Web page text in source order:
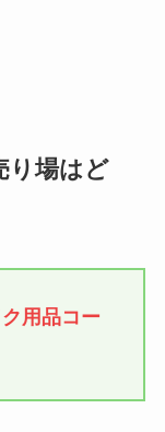
り場はど
用品コー